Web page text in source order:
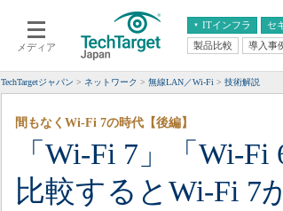
メディア
ITインフラ
クラウド
スマートモバイル
ネットワーク
システム運用管理
セ
エンタープライズAI
ERP
CX
情報系システム
製品比較 導入事
TechTargetジャパン ネットワーク 無線LAN／Wi-Fi 技術解説
「Wi-Fi 7」「Wi-
比較するとWi-Fi 7
間もなくWi-Fi 7の時代【後編】